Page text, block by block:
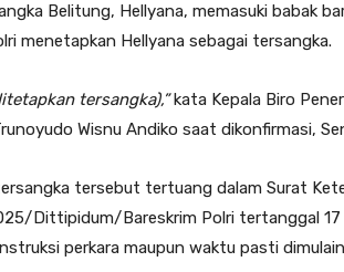
Belitung, Hellyana, memasuki babak
menetapkan Hellyana sebagai tersangka.
tersangka),”kata Kepala Biro
Wisnu Andiko saat dikonfirmasi,
tersebut tertuang dalam Surat
Dittipidum/Bareskrim Polri tertanggal 17
perkara maupun waktu pasti